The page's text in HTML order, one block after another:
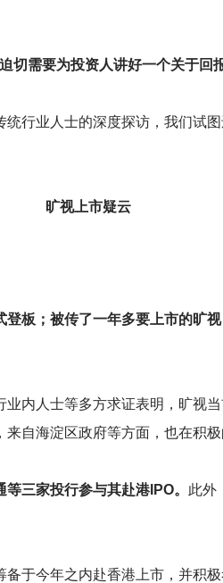
需要为投资人讲好一个关于回
行业人士的深度探访，我们试
旷视上市疑云
板；被传了一年多要上市的旷
内人士等多方求证表明，旷视
自海淀区政府等方面，也在积极
三家投行参与其赴港IPO。 此外
于今年之内赴香港上市，并积极